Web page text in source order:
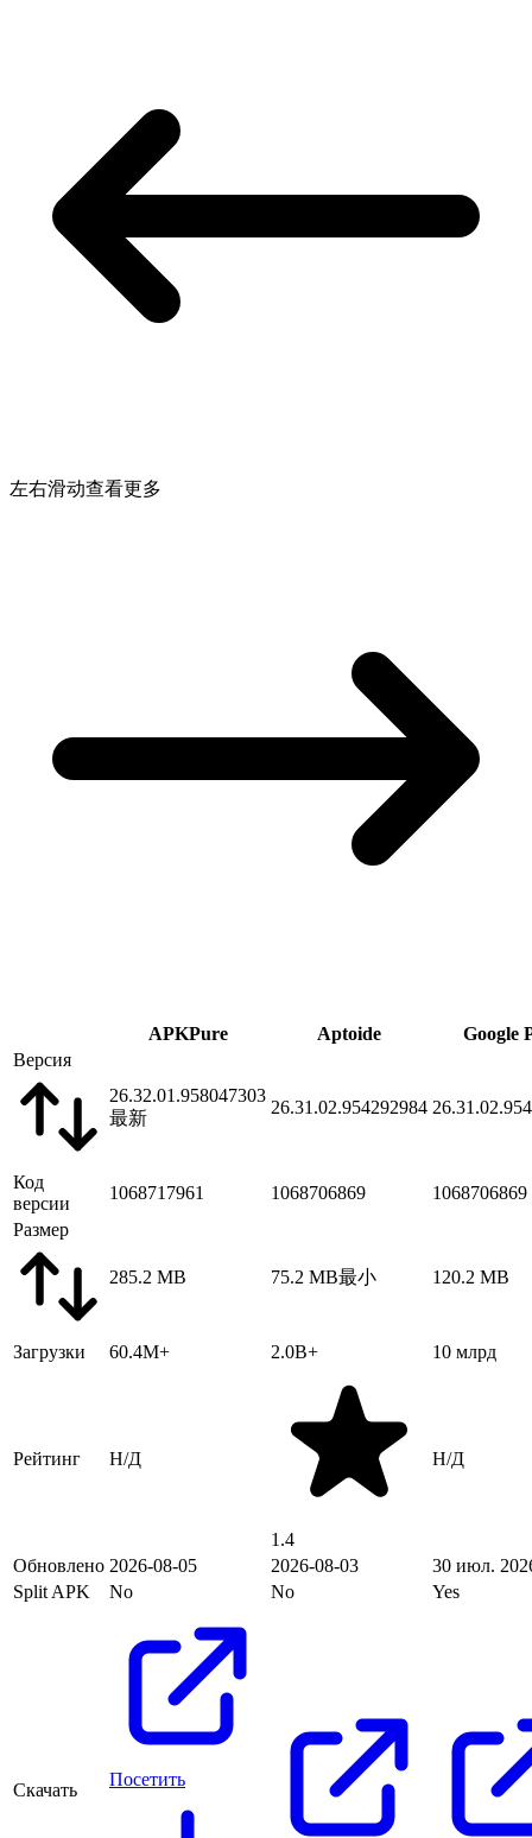
左右滑动查看更多
APKPure Aptoide
Google
Версия
26.32.01.958047303
最新
26.31.02.954292984
Код
версии
1068717961 1068706869
1068706869
Размер
285.2 MB 75.2 MB最小 120.2 MB
Загрузки 60.4M+ 2.0B+ 10 млрд
Рейтинг Н/Д
1.4
Н/Д
Обновлено 2026-08-05 2026-08-03
30 июл.
Split APK
No No Yes
Скачать
Посетить